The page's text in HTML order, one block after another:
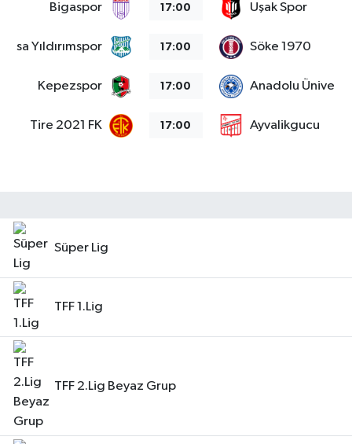
Bigaspor 17:00 Uşak Spor
Yıldırımspor 17:00 Söke 1970
Kepezspor 17:00 Anadolu
Tire 2021 FK 17:00 Ayvalikgucu
Süper Lig
TFF 1.Lig
TFF 2.Lig Beyaz Grup